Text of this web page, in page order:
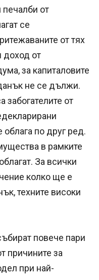
печалби от
се
от тях
доход от
за капиталовите
не се дължи.
забогателите от
по друг ред.
в рамките
За всички
колко ще е
техните високи
повече пари
причините за
при най-